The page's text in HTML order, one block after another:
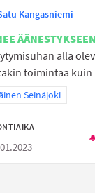
Kangasniemi
ÄÄNESTYKSEEN
alla
toimintaa kuin
tulokset teeman
Seinäjoki